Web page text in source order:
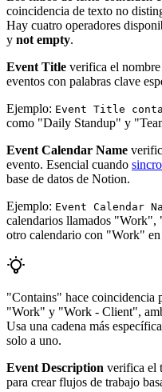
coincidencia de texto no
Hay cuatro operadores
y not empty.
Event Title verifica el
eventos con palabras clave
Ejemplo: Event Title
como "Daily Standup" y
Event Calendar Name
evento. Esencial cuando
base de datos de Notion.
Ejemplo: Event Calendar
calendarios llamados
otro calendario con "Work" en
"Contains" hace coincidencia
"Work" y "Work - Client",
Usa una cadena más
solo a uno.
Event Description verifica el
para crear flujos de trabajo